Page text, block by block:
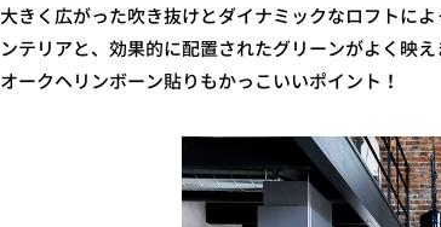
大きく広がった吹き抜けとダイナミックなロフトに
ンテリアと、効果的に配置されたグリーンがよく映
オークヘリンボーン貼りもかっこいいポイント！